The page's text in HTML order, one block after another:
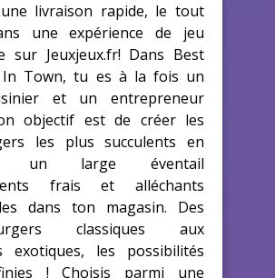
livraison rapide, le tout
une expérience de jeu
sur Jeuxjeux.fr! Dans Best
In Town, tu es à la fois un
et un entrepreneur
objectif est de créer les
les plus succulents en
un large éventail
frais et alléchants
dans ton magasin. Des
classiques aux
exotiques, les possibilités
! Choisis parmi une